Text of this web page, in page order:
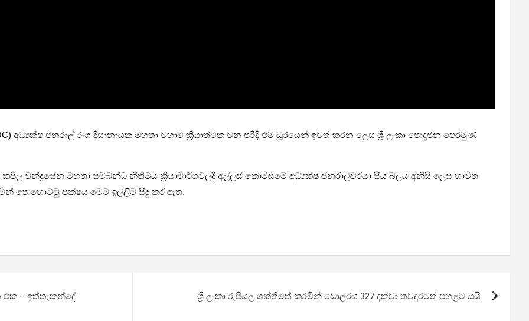
ජනරාල් රංග දිසානායක මහතා වහාම ක්‍රියාත්මක වන පරිදි එම ධූරයෙන් ඉවත් කරන ලෙස ශ්‍රී ලංකා පොදුජන පෙරමුණ
කපිල චන්ද්‍රසේන මහතා සම්බන්ධ නීතිමය ක්‍රියාමාර්ගවලදී අල්ලස් කොමිසමේ අධ්‍යක්ෂ ජනරාල්වරයා සිය බලය අනිසි ලෙස භාවිත
පොහොට්ටු පක්ෂය මෙම ඉල්ලීම සිදු කර ඇත.
– ඉත්තෑකන්දේ
ශ්‍රි ලංකා රුපියල ශක්තිමත් කරමින් ඩොලරය 327 දක්වා තවදුරටත් පහළට යයි